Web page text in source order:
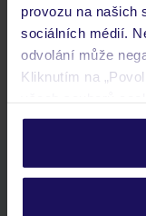
provozu na našich
sociálních médií.
odvolání může
Kliknutím na
personalizovat v
Podrobné
ochrany
Kam jít po přistání
Stáhněte si
rychlé